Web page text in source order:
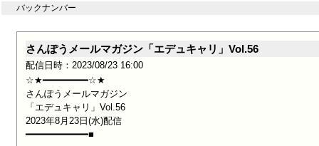
バックナンバー
さんぽうメールマガジン「エデュキャリ」Vol.56
配信日時：2023/08/23 16:00
☆★━━━━━━━━☆★
さんぽうメールマガジン
「エデュキャリ」Vol.56
2023年8月23日(水)配信
━━━━━━━━━━━■